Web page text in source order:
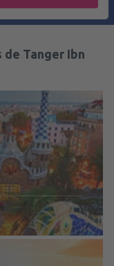
Tanger Ibn